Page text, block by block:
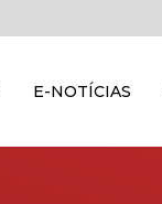
E-NOTÍCIAS